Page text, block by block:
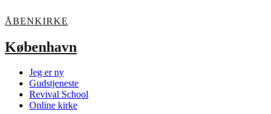
ÅBENKIRKE
København
Jeg er ny
Gudstjeneste
Revival School
Online kirke